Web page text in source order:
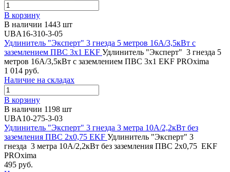
В корзину
В наличии 1443 шт
UBA16-310-3-05
Удлинитель "Эксперт" 3 гнезда 5 метров 16А/3,5кВт с
заземлением ПВС 3х1 EKF Удлинитель "Эксперт" 3 гнезда 5
метров 16А/3,5кВт с заземлением ПВС 3х1 EKF PROxima
1 014 руб.
Наличие на складах
В корзину
В наличии 1198 шт
UBA10-275-3-03
Удлинитель "Эксперт" 3 гнезда 3 метра 10А/2,2кВт без
заземления ПВС 2х0,75 EKF Удлинитель "Эксперт" 3
гнезда 3 метра 10А/2,2кВт без заземления ПВС 2х0,75 EKF
PROxima
495 руб.